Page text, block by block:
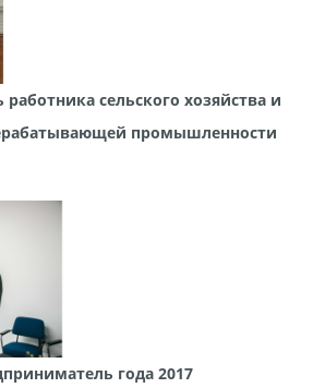
работника сельского хозяйства и
промышленности
года 2017